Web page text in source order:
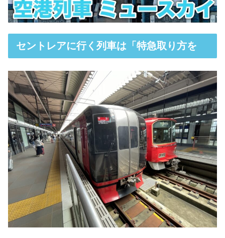
セントレアに行く列車は「特急取り方を